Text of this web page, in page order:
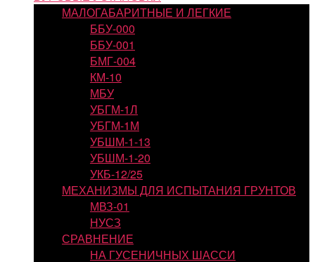
МАЛОГАБАРИТНЫЕ И ЛЕГКИЕ
ББУ-000
ББУ-001
БМГ-004
КМ-10
МБУ
УБГМ-1Л
УБГМ-1М
УБШМ-1-13
УБШМ-1-20
УКБ-12/25
МЕХАНИЗМЫ ДЛЯ ИСПЫТАНИЯ ГРУНТОВ
МВЗ-01
НУСЗ
СРАВНЕНИЕ
НА ГУСЕНИЧНЫХ ШАССИ